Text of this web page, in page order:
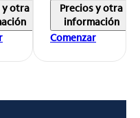
y otra
Precios y otra
información
Comenzar